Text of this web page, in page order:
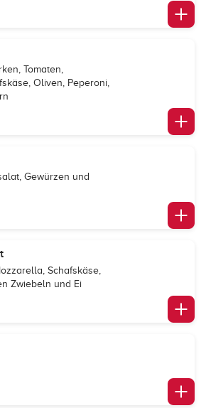
Tomaten,
Oliven, Peperoni,
Gewürzen und
Schafskäse,
Zwiebeln und Ei